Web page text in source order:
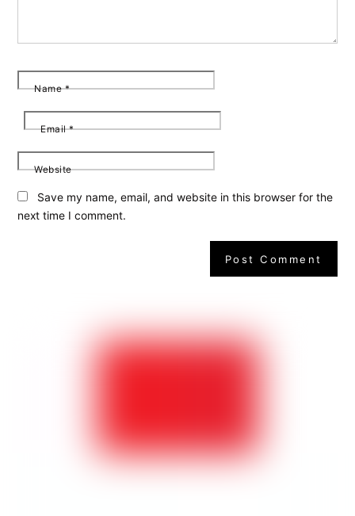
Name*
Email*
Website
Save my name, email, and website in this browser for the
next time I comment.